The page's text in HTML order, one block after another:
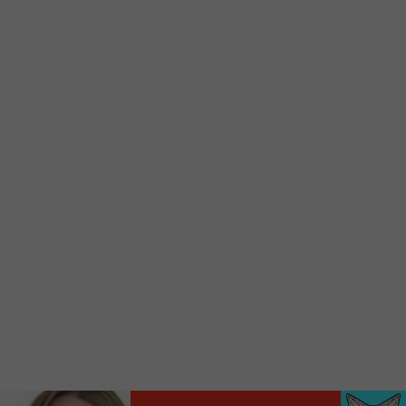
locale vous sont maintenant accessibles en un clic!